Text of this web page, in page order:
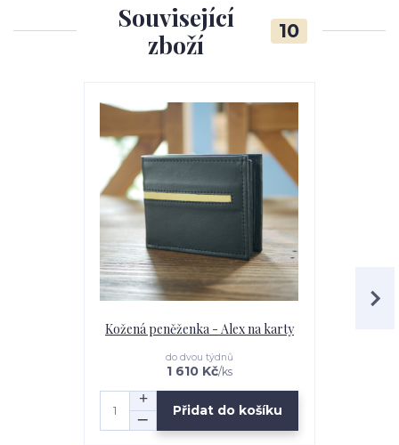
Související
zboží
10
Kožená peněženka - Alex na karty
1 610 Kč/ks
do dvou týdnů
Přidat do košíku